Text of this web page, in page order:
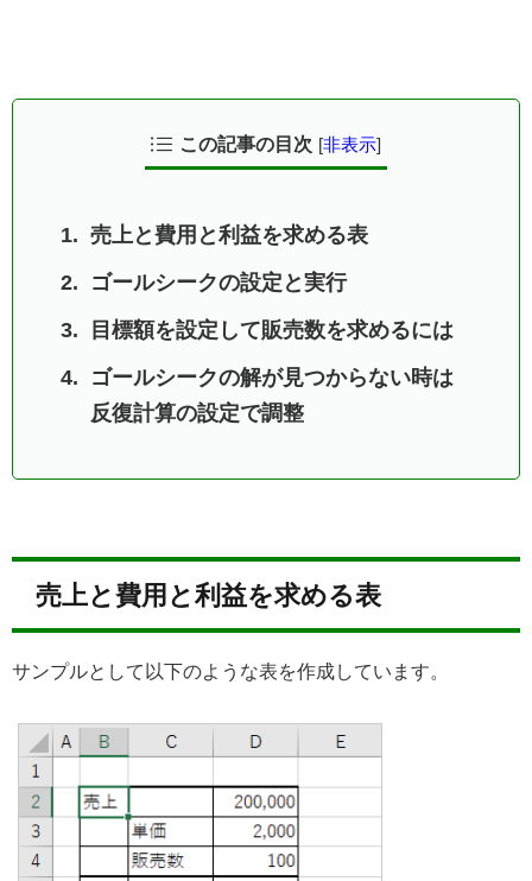
この記事の目次 [非表示]
売上と費用と利益を求める表
ゴールシークの設定と実行
目標額を設定して販売数を求めるには
ゴールシークの解が見つからない時は
反復計算の設定で調整
売上と費用と利益を求める表
サンプルとして以下のような表を作成しています。